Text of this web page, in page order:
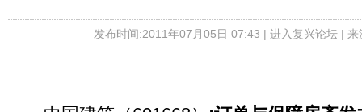
发布时间:2011年07月05日 07:43 | 进入复兴论坛| 来